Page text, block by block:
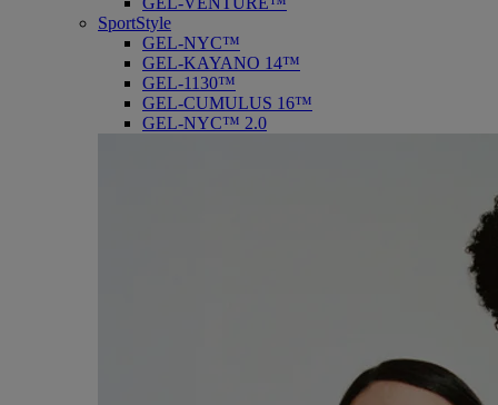
SportStyle
GEL-NYC™
GEL-KAYANO 14™
GEL-1130™
GEL-CUMULUS 16™
GEL-NYC™ 2.0